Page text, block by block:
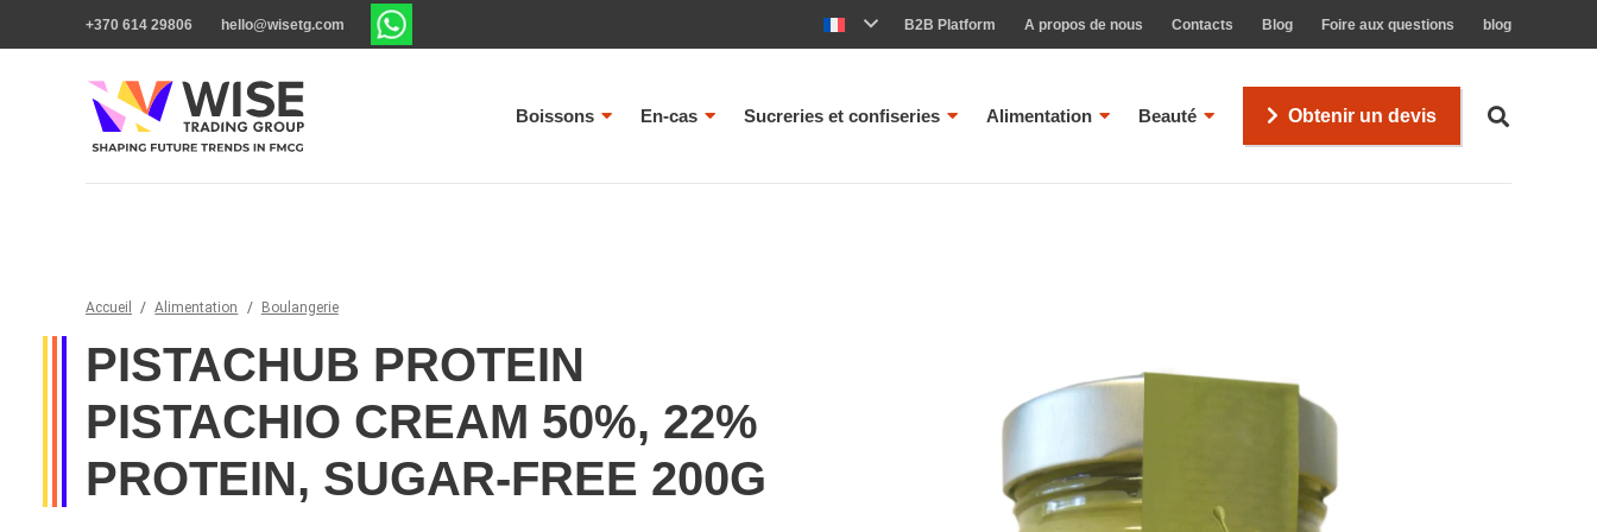
+370 614 29806 hello@wisetg.com B2B Platform A propos de nous Contacts Blog Foire aux questions blog
Boissons En-cas Sucreries et confiseries Alimentation Beauté Obtenir un devis
Accueil / Alimentation / Boulangerie
PISTACHUB PROTEIN
PISTACHIO CREAM 50%, 22%
PROTEIN, SUGAR-FREE 200G